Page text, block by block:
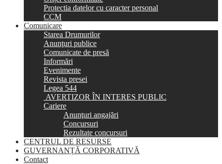
Protectia datelor cu caracter personal
CCM
Comunicare
Starea Drumurilor
Anunţuri publice
Comunicate de presă
Informări
Evenimente
Revista presei
Legea 544
AVERTIZOR ÎN INTERES PUBLIC
Cariere
Anunţuri angajări
Concursuri
Rezultate concursuri
CENTRUL DE RESURSE
GUVERNANȚĂ CORPORATIVĂ
Contact